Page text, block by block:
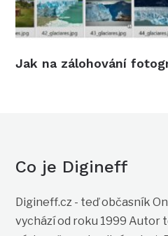
Jak na zálohování
Co je Digineff
Digineff.cz - teď občasník
vychází od roku 1999 Autor